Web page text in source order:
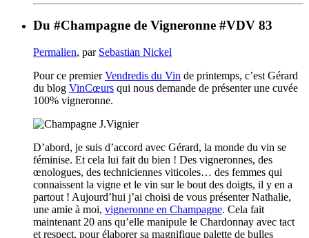
Du #Champagne de Vigneronne #VDV 83
Permalien, par Sebastian Nickel
Pour ce premierVendredis du Vin de printemps, c’est Gérard
du blog VinCœurs qui nous demande de présenter une cuvée
100% vigneronne.
D’abord, je suis d’accord avec Gérard, la monde du vin se
féminise. Et cela lui fait du bien ! Des vigneronnes, des
œnologues, des techniciennes viticoles… des femmes qui
connaissent la vigne et le vin sur le bout des doigts, il y en a
partout ! Aujourd’hui j’ai choisi de vous présenter Nathalie,
une amie à moi, vigneronne en Champagne. Cela fait
maintenant 20 ans qu’elle manipule le Chardonnay avec tact
et respect, pour élaborer sa magnifique palette de bulles